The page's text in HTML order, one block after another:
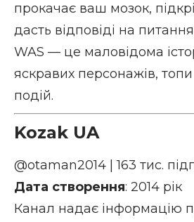
прокачає ваш мозок,
дасть відповіді на
WAS — це маловідома
яскравих персонажів,
подій.
Kozak UA
@otaman2014 | 163 тис.
Дата створення: 2014 рік
Канал надає інформацію